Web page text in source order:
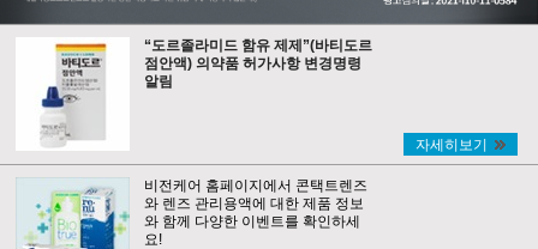
“도르졸라미드 함유 제제”(바티도르
점안액) 의약품 허가사항 변경명령
알림
자세히보기
비전케어 홈페이지에서 콘택트렌즈
와 렌즈 관리용액에 대한 제품 정보
와 함께 다양한 이벤트를 확인하세
요!